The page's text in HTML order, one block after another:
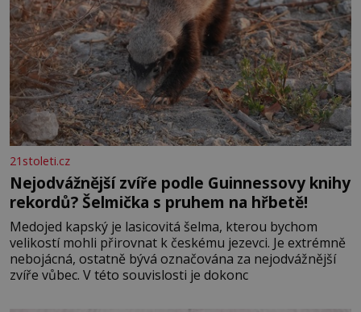
21stoleti.cz
Nejodvážnější zvíře podle Guinnessovy knihy
rekordů? Šelmička s pruhem na hřbetě!
Medojed kapský je lasicovitá šelma, kterou bychom
velikostí mohli přirovnat k českému jezevci. Je extrémně
nebojácná, ostatně bývá označována za nejodvážnější
zvíře vůbec. V této souvislosti je dokonc